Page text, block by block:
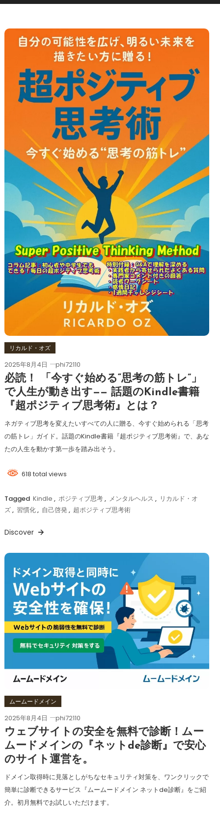
リカルド・オズ
2025年8月4日 phi72110
必読！ 「今すぐ始める“思考の筋トレ”」
で人生が動き出す—— 話題のKindle書籍
『超ポジティブ思考術』とは？
ネガティブ思考を変えたいすべての人に贈る、今すぐ始められる「思考
の筋トレ」ガイド。話題のKindle書籍『超ポジティブ思考術』で、あな
たの人生を動かす第一歩を踏み出そう。
618 total views
Tagged Kindle , ポジティブ思考, メンタルヘルス , リカルド・オ
ズ, 習慣化, 自己啓発 , 超ポジティブ思考術
Discover
ムームードメイン
2025年8月4日 phi72110
ウェブサイトの安全を無料で診断！ムー
ムードメインの『ネットde診断』で安心
のサイト運営を。
ドメイン取得時に見落としがちなセキュリティ対策を、ワンクリックで
簡単に診断できるサービス『ムームードメイン ネットde診断』をご紹
介。初月無料でお試しいただけます。